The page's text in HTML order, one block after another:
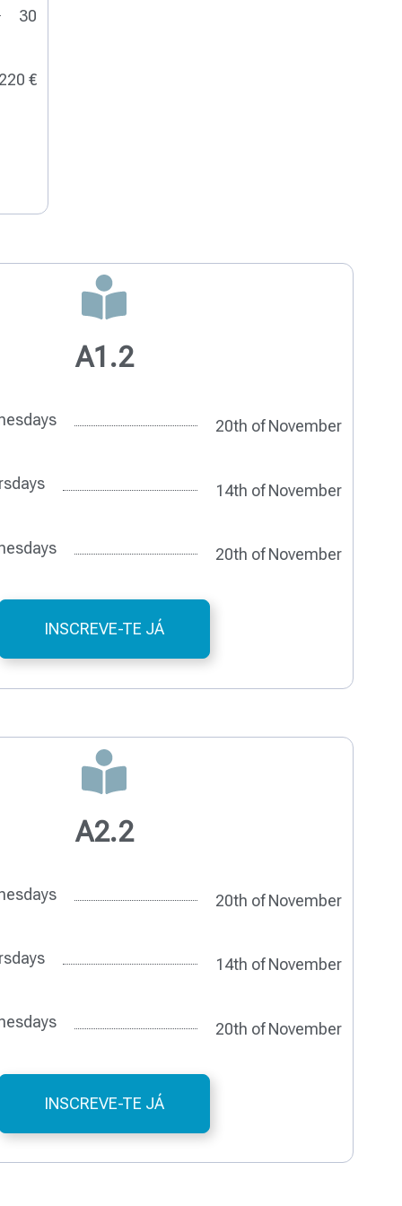
30
220 €
A1.2
20th of November
14th of November
20th of November
INSCREVE-TE JÁ
A2.2
20th of November
14th of November
20th of November
INSCREVE-TE JÁ